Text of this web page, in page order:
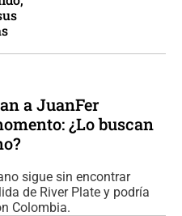
a JuanFer
¿Lo buscan
sigue sin encontrar
de River Plate y podría
Colombia.